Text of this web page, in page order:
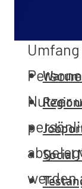
Warum
Social
Mit
Nutzer
werden